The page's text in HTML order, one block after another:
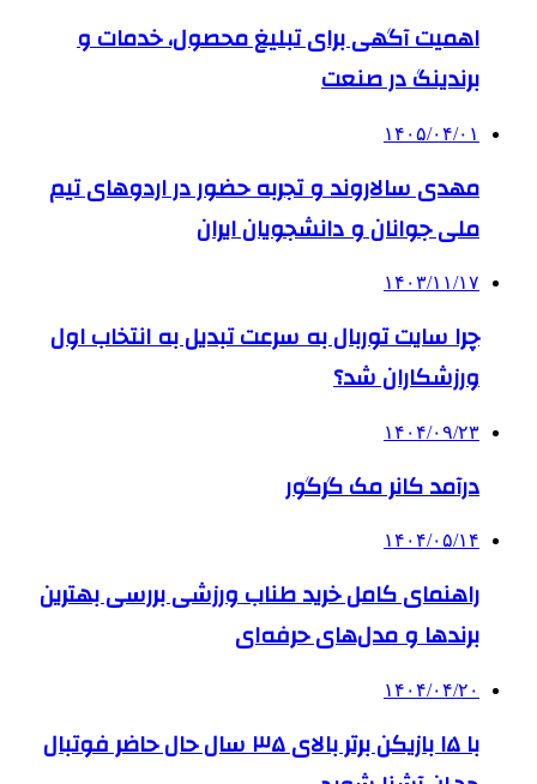
اهمیت آگهی برای تبلیغ محصول، خدمات و
برندینگ در صنعت
۱۴۰۵/۰۴/۰۱
مهدی سالاروند و تجربه حضور در اردوهای تیم
ملی جوانان و دانشجویان ایران
۱۴۰۳/۱۱/۱۷
چرا سایت توربال به ‌سرعت تبدیل به انتخاب اول
ورزشکاران شد؟
۱۴۰۴/۰۹/۲۳
درآمد کانر مک گرگور
۱۴۰۴/۰۵/۱۴
راهنمای کامل خرید طناب ورزشی بررسی بهترین
برندها و مدل‌های حرفه‌ای
۱۴۰۴/۰۴/۲۰
با ۱۵ بازیکن برتر بالای ۳۵ سال حال حاضر فوتبال